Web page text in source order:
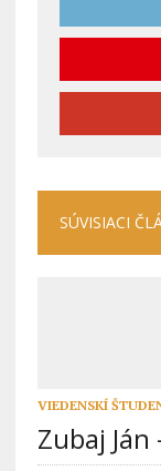
SÚVISIACI
VIEDENSKÍ
Zubaj